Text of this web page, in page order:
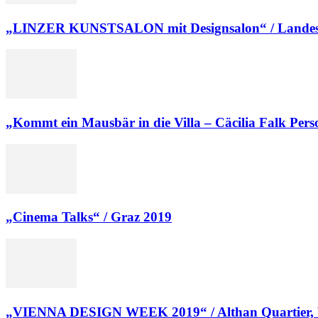
„LINZER KUNSTSALON mit Designsalon“ /
„Kommt ein Mausbär in die Villa – Cäcilia Falk
„Cinema Talks“ / Graz 2019
„VIENNA DESIGN WEEK 2019“ / Althan Quartier,